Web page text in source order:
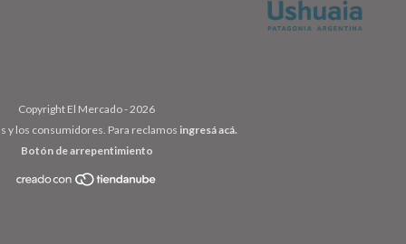
Copyright El Mercado - 2026
y los consumidores. Para reclamos ingresá acá.
Botón de arrepentimiento